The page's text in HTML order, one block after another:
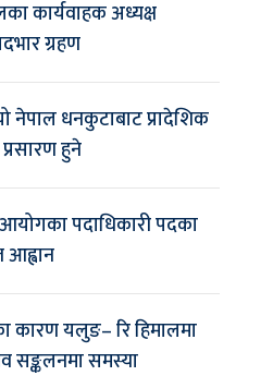
कार्यवाहक अध्यक्ष
ग्रहण
नेपाल धनकुटाबाट प्रादेशिक
हुने
आयोगका पदाधिकारी पदका
आह्वान
कारण यलुङ– रि हिमालमा
सङ्कलनमा समस्या